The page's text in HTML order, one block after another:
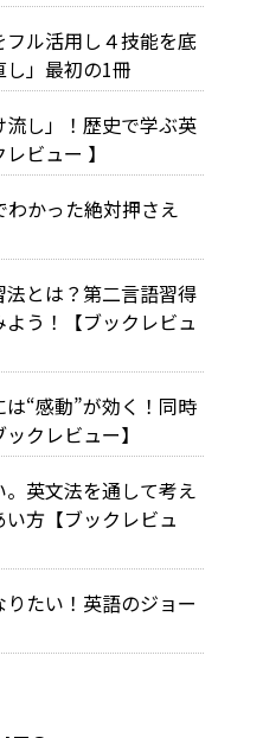
ル活用し４技能を底
し」最初の1冊
流し」！歴史で学ぶ英
ビュー 】
かった絶対押さえ
とは？第二言語習得
う！【ブックレビュ
“感動”が効く！同時
クレビュー】
英文法を通して考え
方【ブックレビュ
たい！英語のジョー